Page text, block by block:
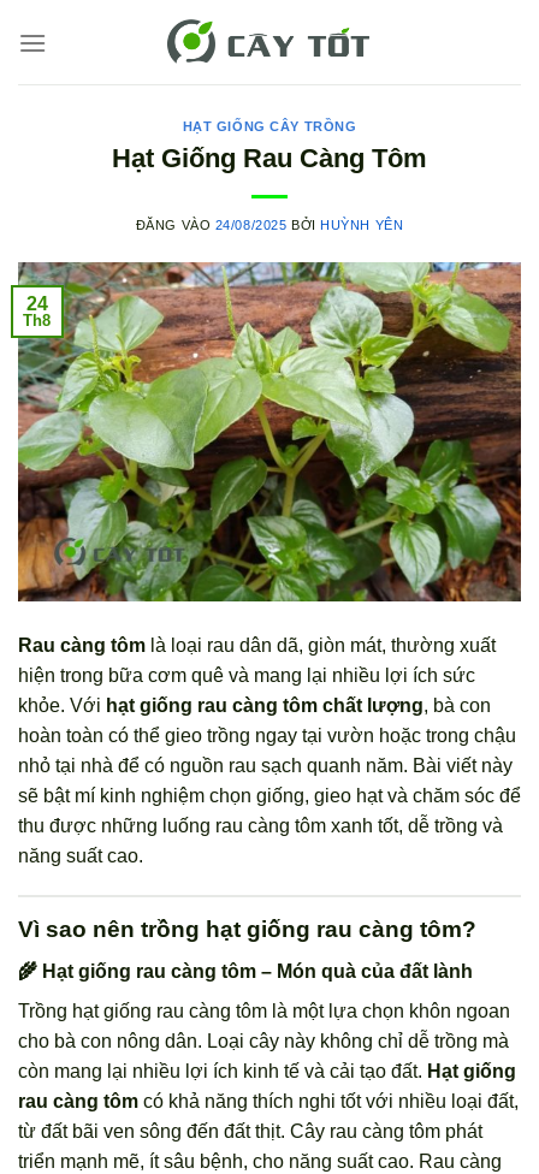
qua
HẠT GIỐNG CÂY TRỒNG
Hạt Giống Rau Càng Tôm
ĐĂNG VÀO 24/08/2025 BỞIHUỲNH YÊN
24
Th8
Rau càng tôm là loại rau dân dã, giòn mát, thường xuất
hiện trong bữa cơm quê và mang lại nhiều lợi ích sức
khỏe. Với hạt giống rau càng tôm chất lượng, bà con
hoàn toàn có thể gieo trồng ngay tại vườn hoặc trong chậu
nhỏ tại nhà để có nguồn rau sạch quanh năm. Bài viết này
sẽ bật mí kinh nghiệm chọn giống, gieo hạt và chăm sóc để
thu được những luống rau càng tôm xanh tốt, dễ trồng và
năng suất cao.
Vì sao nên trồng hạt giống rau càng tôm?
🌾 Hạt giống rau càng tôm – Món quà của đất lành
Trồng hạt giống rau càng tôm là một lựa chọn khôn ngoan
cho bà con nông dân. Loại cây này không chỉ dễ trồng mà
còn mang lại nhiều lợi ích kinh tế và cải tạo đất. Hạt giống
rau càng tôm có khả năng thích nghi tốt với nhiều loại đất,
từ đất bãi ven sông đến đất thịt. Cây rau càng tôm phát
triển mạnh mẽ, ít sâu bệnh, cho năng suất cao. Rau càng